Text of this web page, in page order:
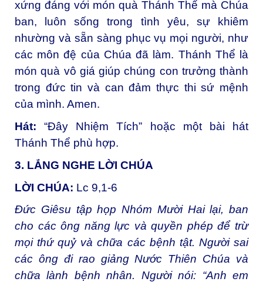
xứng đáng với món quà Thánh Thể mà Chúa
ban, luôn sống trong tình yêu, sự khiêm
nhường và sẵn sàng phục vụ mọi người, như
các môn đệ của Chúa đã làm. Thánh Thể là
món quà vô giá giúp chúng con trưởng thành
trong đức tin và can đảm thực thi sứ mệnh
của mình. Amen.
Hát:“Đây Nhiệm Tích” hoặc một bài hát
Thánh Thể phù hợp.
3. LẮNG NGHE LỜI CHÚA
LỜI CHÚA: Lc 9,1-6
Đức Giêsu tập họp Nhóm Mười Hai lại, ban
cho các ông năng lực và quyền phép để trừ
mọi thứ quỷ và chữa các bệnh tật. Người sai
các ông đi rao giảng Nước Thiên Chúa và
chữa lành bệnh nhân. Người nói: “Anh em